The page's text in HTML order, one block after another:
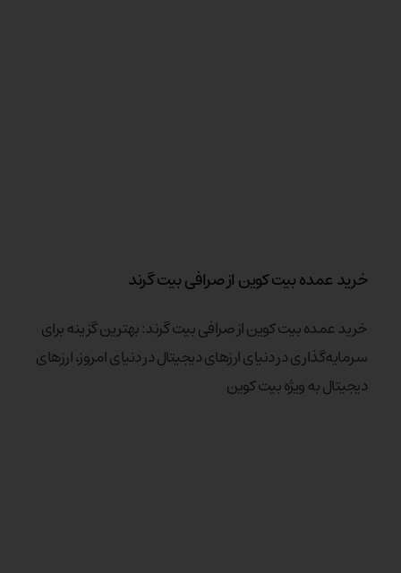
خرید عمده بیت کوین از صرافی بیت گرند
خرید عمده بیت کوین از صرافی بیت گرند: بهترین گزینه برای
سرمایه‌گذاری در دنیای ارزهای دیجیتال در دنیای امروز، ارزهای
دیجیتال به ویژه بیت کوین